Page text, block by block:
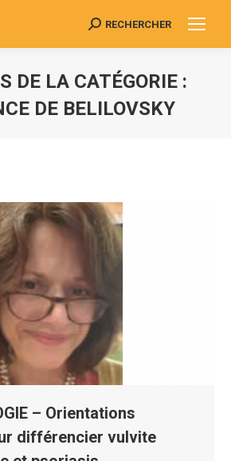
Search:
RECHERCHER
DE LA CATÉGORIE :
DE BELILOVSKY
– Orientations
différencier vulvite